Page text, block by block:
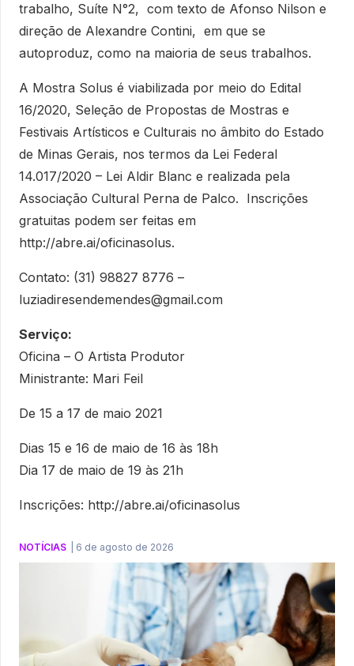
trabalho, Suíte N°2, com texto de Afonso Nilson e
direção de Alexandre Contini, em que se
autoproduz, como na maioria de seus trabalhos.
A Mostra Solus é viabilizada por meio do Edital
16/2020, Seleção de Propostas de Mostras e
Festivais Artísticos e Culturais no âmbito do Estado
de Minas Gerais, nos termos da Lei Federal
14.017/2020 – Lei Aldir Blanc e realizada pela
Associação Cultural Perna de Palco. Inscrições
gratuitas podem ser feitas em
http://abre.ai/oficinasolus.
Contato: (31) 98827 8776 –
luziadiresendemendes@gmail.com
Serviço:
Oficina – O Artista Produtor
Ministrante: Mari Feil
De 15 a 17 de maio 2021
Dias 15 e 16 de maio de 16 às 18h
Dia 17 de maio de 19 às 21h
Inscrições: http://abre.ai/oficinasolus
NOTÍCIAS 6 de agosto de 2026